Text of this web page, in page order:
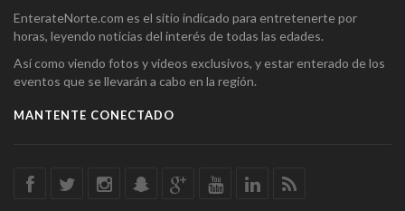
EnterateNorte.com es el sitio indicado para entretenerte por
horas, leyendo noticias del interés de todas las edades.
Así como viendo fotos y videos exclusivos, y estar enterado de los
eventos que se llevarán a cabo en la región.
MANTENTE CONECTADO